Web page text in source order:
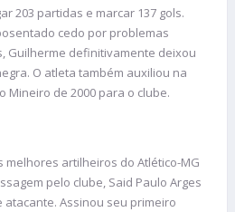
203 partidas e marcar 137 gols.
cedo por problemas
Guilherme definitivamente deixou
O atleta também auxiliou na
Mineiro de 2000 para o clube.
melhores artilheiros do Atlético-MG
pelo clube, Said Paulo Arges
atacante. Assinou seu primeiro